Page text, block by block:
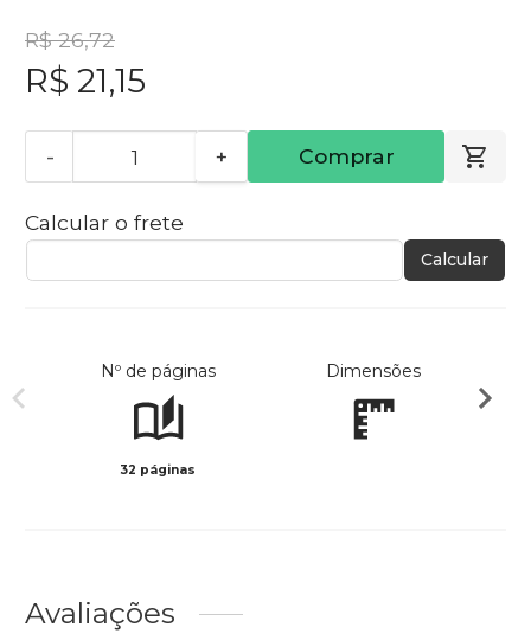
R$ 26,72
R$ 21,15
- + Comprar
Calcular o frete
Calcular
Nº de páginas
32 páginas
Dimensões
Avaliações